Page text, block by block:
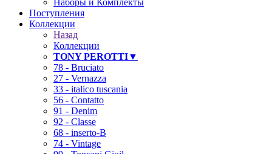
Наборы и Комплекты
Поступления
Коллекции
Назад
Коллекции
TONY PEROTTI▼
78 - Bruciato
27 - Vernazza
33 - italico tuscania
56 - Contatto
91 - Denim
92 - Classe
68 - inserto-B
74 - Vintage